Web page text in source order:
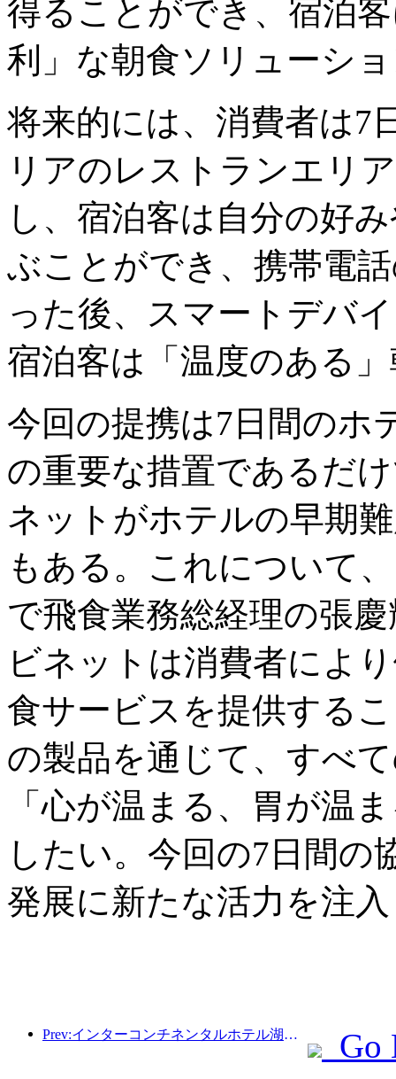
得ることができ、宿泊
利」な朝食ソリューシ
将来的には、消費者は7
リアのレストランエリ
し、宿泊客は自分の好
ぶことができ、携帯電
った後、スマートデバ
宿泊客は「温度のある
今回の提携は7日間のホ
の重要な措置であるだ
ネットがホテルの早期
もある。これについて
で飛食業務総経理の張
ビネットは消費者によ
食サービスを提供する
の製品を通じて、すべ
「心が温まる、胃が温
したい。今回の7日間の
発展に新たな活力を注
Prev:インターコンチネンタルホテル湖州安吉プロジェクト契約
Go